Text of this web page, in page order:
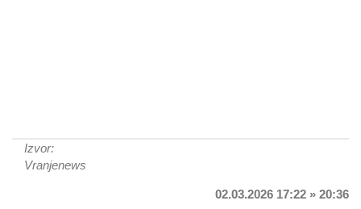
Izvor:
Vranjenews
02.03.2026 17:22 » 20:36